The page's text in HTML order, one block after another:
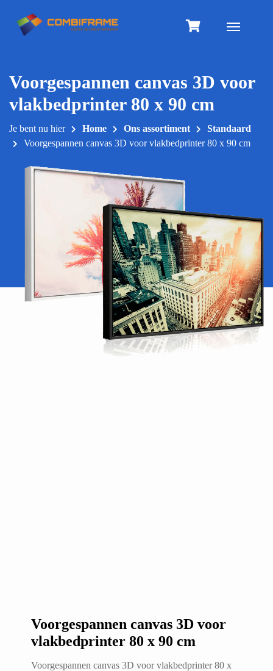
naar
Toggle
Voorgespannen canvas 3D voor
vlakbedprinter 80 x 90 cm
Je bent nu hier Home Ons assortiment
Standaard
Voorgespannen canvas 3D voor vlakbedprinter 80 x 90 cm
Voorgespannen canvas 3D voor
vlakbedprinter 80 x 90 cm
Voorgespannen canvas 3D voor vlakbedprinter 80 x